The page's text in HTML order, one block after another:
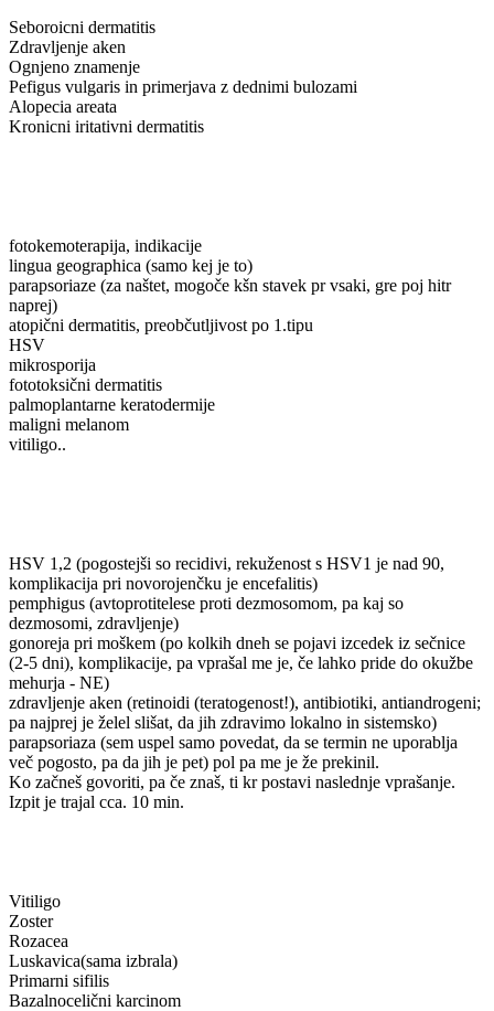
Seboroicni dermatitis
Zdravljenje aken
Ognjeno znamenje
Pefigus vulgaris in primerjava z dednimi bulozami
Alopecia areata
Kronicni iritativni dermatitis
fotokemoterapija, indikacije
lingua geographica (samo kej je to)
parapsoriaze (za naštet, mogoče kšn stavek pr vsaki, gre poj hitr
naprej)
atopični dermatitis, preobčutljivost po 1.tipu
HSV
mikrosporija
fototoksični dermatitis
palmoplantarne keratodermije
maligni melanom
vitiligo..
HSV 1,2 (pogostejši so recidivi, rekuženost s HSV1 je nad 90,
komplikacija pri novorojenčku je encefalitis)
pemphigus (avtoprotitelese proti dezmosomom, pa kaj so
dezmosomi, zdravljenje)
gonoreja pri moškem (po kolkih dneh se pojavi izcedek iz sečnice
(2-5 dni), komplikacije, pa vprašal me je, če lahko pride do okužbe
mehurja - NE)
zdravljenje aken (retinoidi (teratogenost!), antibiotiki, antiandrogeni;
pa najprej je želel slišat, da jih zdravimo lokalno in sistemsko)
parapsoriaza (sem uspel samo povedat, da se termin ne uporablja
več pogosto, pa da jih je pet) pol pa me je že prekinil.
Ko začneš govoriti, pa če znaš, ti kr postavi naslednje vprašanje.
Izpit je trajal cca. 10 min.
Vitiligo
Zoster
Rozacea
Luskavica(sama izbrala)
Primarni sifilis
Bazalnocelični karcinom